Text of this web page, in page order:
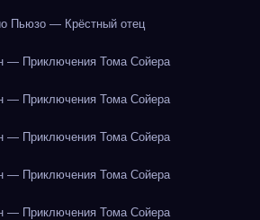
Пьюзо — Крёстный отец
— Приключения Тома Сойера
— Приключения Тома Сойера
— Приключения Тома Сойера
— Приключения Тома Сойера
— Приключения Тома Сойера